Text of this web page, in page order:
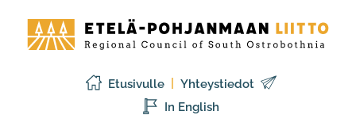
sisältöön
Pohjanmaan
liitto
Etusivulle Yhteystiedot
In English